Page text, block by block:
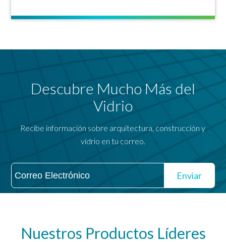
Descubre Mucho Más del
Vidrio
Recibe información sobre arquitectura, construcción y
vidrio en tu correo.
Nuestros Productos Líderes